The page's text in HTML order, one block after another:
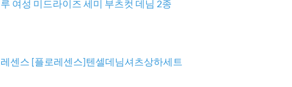
여성 미드라이즈 세미 부츠컷 데님 2종
센스 [플로레센스]텐셀데님셔츠상하세트